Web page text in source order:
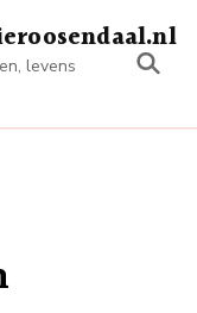
levens